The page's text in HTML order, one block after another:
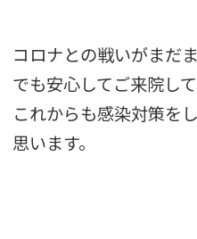
コロナとの戦いがまだ
でも安心してご来院し
これからも感染対策を
思います。